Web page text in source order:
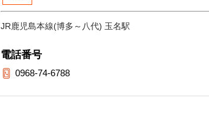
JR鹿児島本線(博多～八代) 玉名駅
電話番号
0968-74-6788